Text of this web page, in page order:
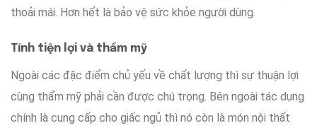
thoải mái. Hơn hết là bảo vệ sức khỏe người dùng.
Tính tiện lợi và thẩm mỹ
Ngoài các đặc điểm chủ yếu về chất lượng thì sự thuận lợi
cùng thẩm mỹ phải cần được chú trọng. Bên ngoài tác dụng
chính là cung cấp cho giấc ngủ thì nó còn là món nội thất